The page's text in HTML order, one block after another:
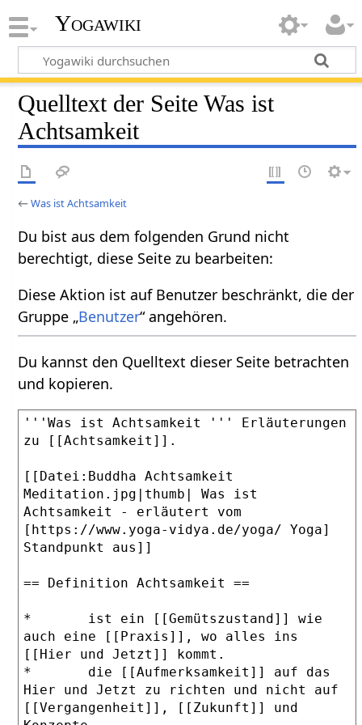
Yogawiki
Quelltext der Seite Was ist
Achtsamkeit
←Was ist Achtsamkeit
Du bist aus dem folgenden Grund nicht
berechtigt, diese Seite zu bearbeiten:
Diese Aktion ist auf Benutzer beschränkt, die der
Gruppe „Benutzer“ angehören.
Du kannst den Quelltext dieser Seite betrachten
und kopieren.